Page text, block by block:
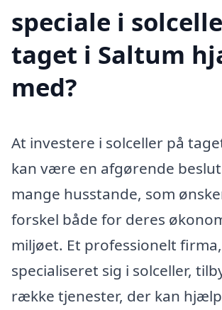
speciale i
taget i Saltum
med?
At investere i solceller på
kan være en afgørende
mange husstande, som
forskel både for deres
miljøet. Et professionelt
specialiseret sig i solceller,
række tjenester, der kan